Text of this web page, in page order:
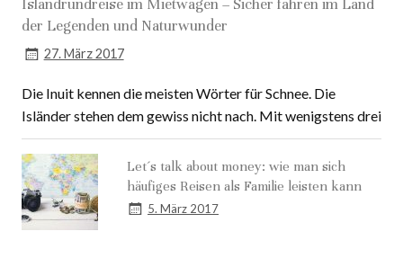
Islandrundreise im Mietwagen – Sicher fahren im Land
der Legenden und Naturwunder
Die Inuit kennen die meisten Wörter für Schnee. Die
Isländer stehen dem gewiss nicht nach. Mit wenigstens drei
Let´s talk about money: wie man sich
häufiges Reisen als Familie leisten kann